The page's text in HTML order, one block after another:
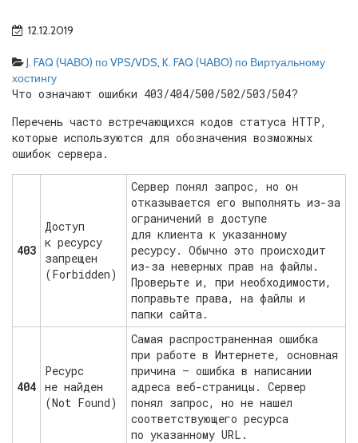
12.12.2019
J. FAQ (ЧАВО) по VPS/VDS, K. FAQ (ЧАВО) по Виртуальному
хостингу
Что означают ошибки 403/404/500/502/503/504?
Перечень часто встречающихся кодов статуса HTTP,
которые используются для обозначения возможных
ошибок сервера.
403
Доступ
к ресурсу
запрещен
(Forbidden)
Сервер понял запрос, но он
отказывается его выполнять из-за
ограничений в доступе
для клиента к указанному
ресурсу. Обычно это происходит
из-за неверных прав на файлы.
Проверьте и, при необходимости,
поправьте права, на файлы и
папки сайта.
404
Ресурс
не найден
(Not Found)
Самая распространенная ошибка
при работе в Интернете, основная
причина — ошибка в написании
адреса веб-страницы. Сервер
понял запрос, но не нашел
соответствующего ресурса
по указанному URL.